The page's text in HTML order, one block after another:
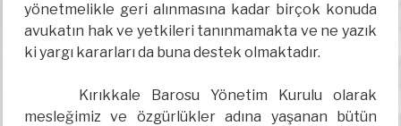
yönetmelikle geri alınmasına kadar birçok konuda
avukatın hak ve yetkileri tanınmamakta ve ne yazık
ki yargı kararları da buna destek olmaktadır.
Kırıkkale Barosu Yönetim Kurulu olarak
mesleğimiz ve özgürlükler adına yaşanan bütün